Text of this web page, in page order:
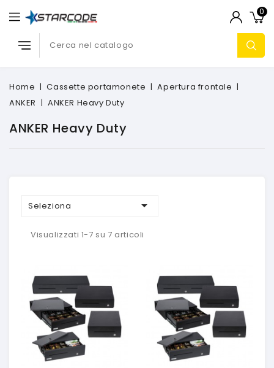
0
Home Cassette portamonete
Apertura frontale
ANKER
ANKER Heavy Duty
ANKER Heavy Duty
Seleziona 
Visualizzati 1-7 su 7 articoli